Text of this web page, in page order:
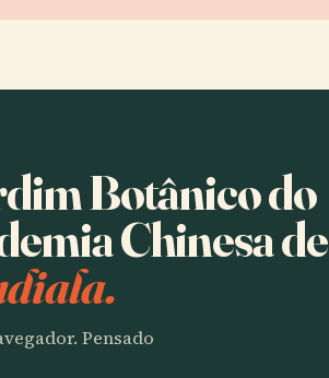
Botânico do
Chinesa de
Pensado